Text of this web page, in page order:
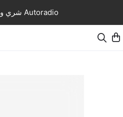
شري ونتا مرتاح مع Autoradio